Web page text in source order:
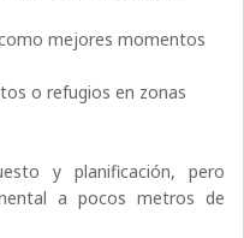
mejores momentos
o refugios en zonas
y planificación, pero
a pocos metros de